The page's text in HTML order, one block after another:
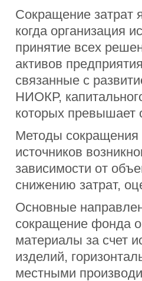
Сокращение затрат
когда организация
принятие всех
активов
связанные с
НИОКР,
которых превышает
Методы сокращения
источников
зависимости от
снижению затрат,
Основные
сокращение фонда
материалы за счет
изделий,
местными